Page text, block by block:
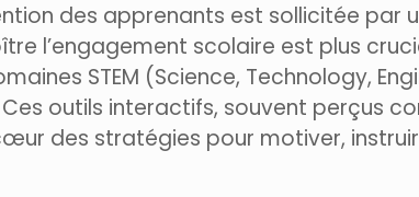
des apprenants est sollicitée par
l’engagement scolaire est plus
STEM (Science, Technology,
outils interactifs, souvent perçus
des stratégies pour motiver,